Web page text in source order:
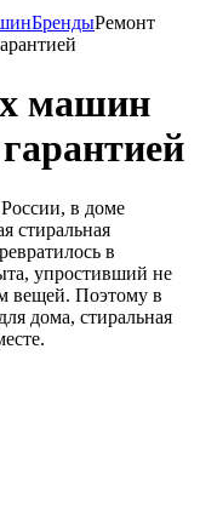
БрендыРемонт
машин
в доме
стиральная
в
упростивший не
вещей. Поэтому в
дома, стиральная